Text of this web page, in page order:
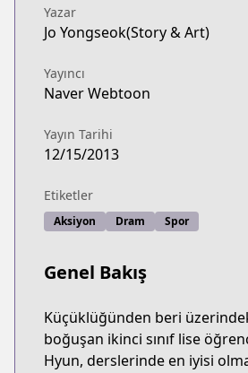
Yazar
Jo Yongseok(Story & Art)
Yayıncı
Naver Webtoon
Yayın Tarihi
12/15/2013
Etiketler
Aksiyon Dram Spor
Genel Bakış
Küçüklüğünden beri
boğuşan ikinci sınıf lise
Hyun, derslerinde en iyisi